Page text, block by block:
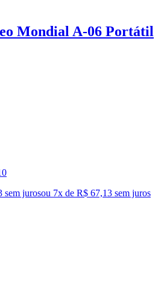
Mondial A-06 Portátil
sem jurosou 7x de R$ 67,13 sem juros